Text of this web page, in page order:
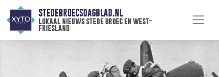
STEDEBROECSDAGBLAD.NL
lokaal nieuws stede broec en west-
friesland